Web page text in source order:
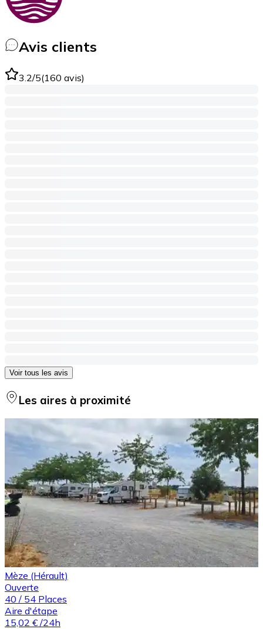
Avis clients
3.2/5(160 avis)
Voir tous les avis
Les aires à proximité
Mèze (Hérault)
Ouverte
40 / 54 Places
Aire d'étape
15,02 € /24h